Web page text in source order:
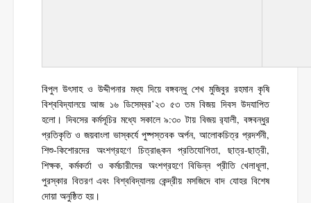
বিপুল উৎসাহ ও উদ্দীপনার মধ্য দিয়ে বঙ্গবন্ধু শেখ মুজিবুর রহমান কৃষি
বিশ্ববিদ্যালয়ে আজ ১৬ ডিসেম্বর’২৩ ৫৩ তম বিজয় দিবস উদযাপিত
হলো। দিবসের কর্মসূচির মধ্যে সকালে ৯:৩০ টায় বিজয় র‌্যালী, বঙ্গবন্ধুর
প্রতিকৃতি ও জয়বাংলা ভাস্কর্যে পুষ্পস্তবক অর্পন, আলোকচিত্র প্রদর্শনী,
শিশু-কিশোরদের অংশগ্রহণে চিত্রাঙ্কন প্রতিযোগিতা, ছাত্র-ছাত্রী,
শিক্ষক, কর্মকর্তা ও কর্মচারীদের অংশগ্রহণে বিভিন্ন প্রীতি খেলাধূলা,
পুরস্কার বিতরণ এবং বিশ্ববিদ্যালয় কেন্দ্রীয় মসজিদে বাদ যোহর বিশেষ
দোয়া অনুষ্ঠিত হয়।